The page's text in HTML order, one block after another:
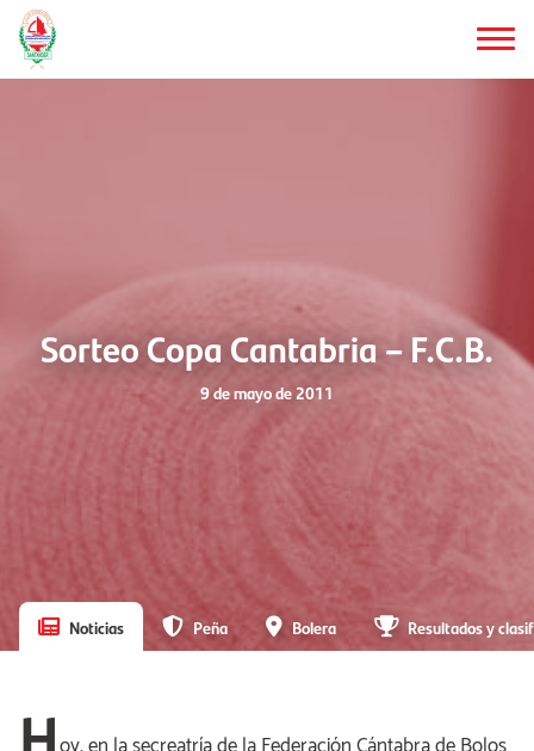
Saltar
al
contenido
Sorteo Copa Cantabria – F.C.B.
9 de mayo de 2011
Noticias Peña Bolera Resultados y